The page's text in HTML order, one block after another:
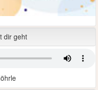
dir geht